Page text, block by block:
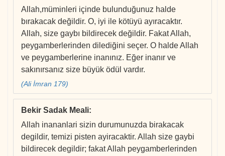
Allah,müminleri içinde bulunduğunuz halde
bırakacak değildir. O, iyi ile kötüyü ayıracaktır.
Allah, size gaybı bildirecek değildir. Fakat Allah,
peygamberlerinden dilediğini seçer. O halde Allah
ve peygamberlerine inanınız. Eğer inanır ve
sakınırsanız size büyük ödül vardır.
(Ali İmran 179)
Bekir Sadak Meali:
Allah inananlari sizin durumunuzda birakacak
degildir, temizi pisten ayiracaktir. Allah size gaybi
bildirecek degildir; fakat Allah peygamberlerinden